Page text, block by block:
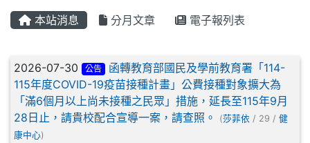
本站消息 分月文章 電子報列表
文章列表
2026-07-30 公告
函轉教育部國民及學前教育署「114-
115年度COVID-19疫苗接種計畫」公費接種對象擴大為
「滿6個月以上尚未接種之民眾」措施，延長至115年9月
28日止，請貴校配合宣導一案，請查照。
(莎菲依 / 29 / 健
康中心)